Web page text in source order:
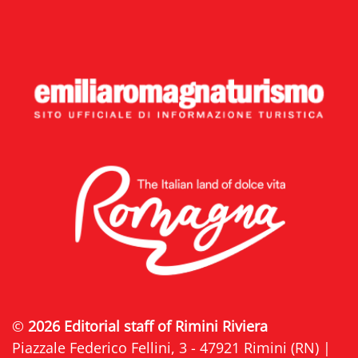
© 2026 Editorial staff of Rimini Riviera
Piazzale Federico Fellini, 3 - 47921 Rimini (RN) |